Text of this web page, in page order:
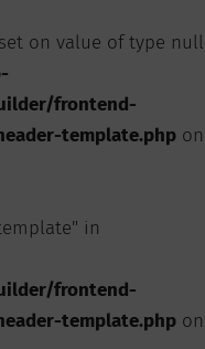
on value of type null
frontend-
template.php on
in
frontend-
template.php on